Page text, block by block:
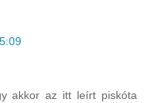
akkor az itt leírt piskóta